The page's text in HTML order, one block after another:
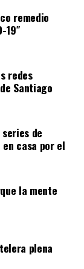
remedio
19″
redes
Santiago
de
casa por el
la mente
plena